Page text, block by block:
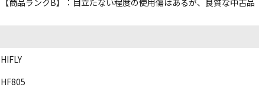
HIFLY
HF805